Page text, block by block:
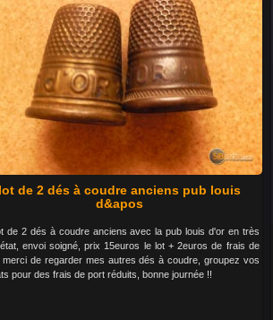
lot de 2 dés à coudre anciens pub louis
d&apos
de 2 dés à coudre anciens avec la pub louis d'or en très
envoi soigné, prix 15euros le lot + 2euros de frais de
merci de regarder mes autres dés à coudre, groupez vos
pour des frais de port réduits, bonne journée !!